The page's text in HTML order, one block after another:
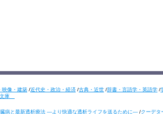
映像・建築 /近代史・政治・経済 /古典・近世 /辞書・言語学・英語学 /
文庫
病と最新透析療法 ―より快適な透析ライフを送るために― /クーデ